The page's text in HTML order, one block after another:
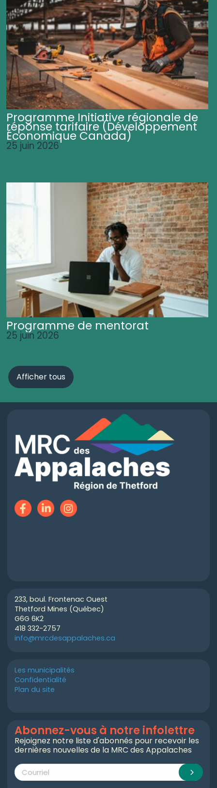
Programme Initiative régionale de
réponse tarifaire (Développement
Économique Canada)
25 juin 2026
Programme de mentorat
25 juin 2026
Afficher tous
233, boul. Frontenac Ouest
Thetford Mines (Québec)
G6G 6K2
418 332-2757
info@mrcdesappalaches.ca
Les municipalités
Confidentialité
Plan du site
Abonnez-vous à notre infolettre
Rejoignez notre liste d'abonnés pour recevoir les
dernières nouvelles de la MRC des Appalaches